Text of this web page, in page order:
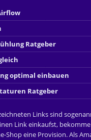
Ratgeber
optimal einbauen
Ratgeber
Links sind
Link einkaufst,
Shop eine Provision. Als